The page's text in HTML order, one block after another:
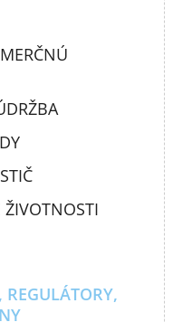
ŽIVOTNOSTI
REGULÁTORY,